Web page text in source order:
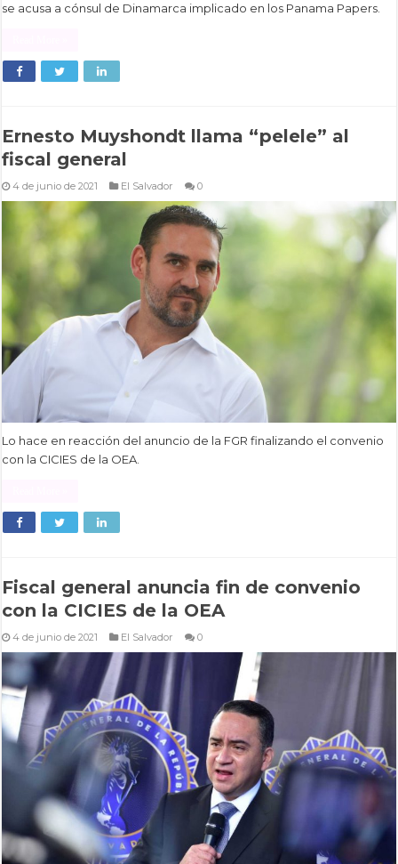
se acusa a cónsul de Dinamarca implicado en los Panama Papers.
Ernesto Muyshondt llama “pelele” al
fiscal general
4 de junio de 2021 El Salvador 0
Lo hace en reacción del anuncio de la FGR finalizando el convenio
con la CICIES de la OEA.
Fiscal general anuncia fin de convenio
con la CICIES de la OEA
4 de junio de 2021 El Salvador 0